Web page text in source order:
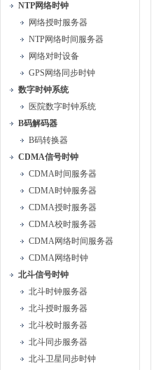
NTP网络时钟
网络授时服务器
NTP网络时间服务器
网络对时设备
GPS网络同步时钟
数字时钟系统
医院数字时钟系统
B码解码器
B码转换器
CDMA信号时钟
CDMA时间服务器
CDMA时钟服务器
CDMA授时服务器
CDMA校时服务器
CDMA网络时间服务器
CDMA网络时钟
北斗信号时钟
北斗时钟服务器
北斗授时服务器
北斗校时服务器
北斗同步服务器
北斗卫星同步时钟